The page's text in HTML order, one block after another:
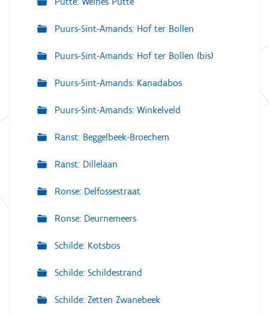
Puurs-Sint-Amands: Hof ter Bollen
Puurs-Sint-Amands: Hof ter Bollen (bis)
Puurs-Sint-Amands: Kanadabos
Puurs-Sint-Amands: Winkelveld
Ranst: Beggelbeek-Broechem
Ranst: Dillelaan
Ronse: Delfossestraat
Ronse: Deurnemeers
Schilde: Kotsbos
Schilde: Schildestrand
Schilde: Zetten Zwanebeek